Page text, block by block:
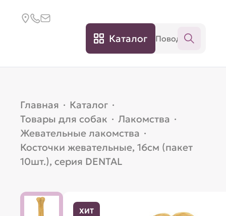
Каталог
Главная · Каталог ·
Товары для собак · Лакомства ·
Жевательные лакомства ·
Косточки жевательные, 16см (пакет
10шт.), серия DENTAL
ХИТ